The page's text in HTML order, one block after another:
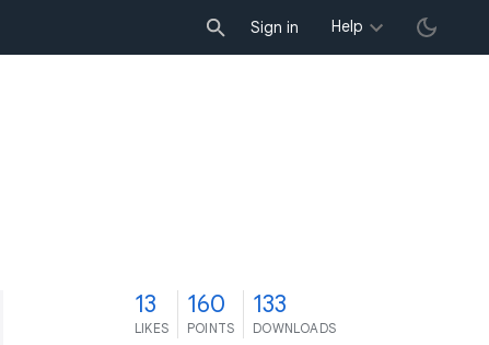
Sign in Help
13
LIKES
160
POINTS
133
DOWNLOADS